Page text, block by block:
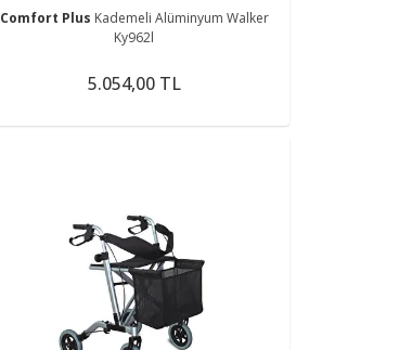
Comfort Plus Kademeli Alüminyum Walker
Ky962l
5.054,00 TL